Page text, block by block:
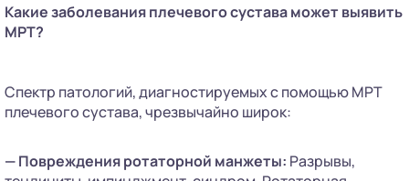
Какие заболевания плечевого сустава может выявить
МРТ?
Спектр патологий, диагностируемых с помощью МРТ
плечевого сустава, чрезвычайно широк:
— Повреждения ротаторной манжеты: Разрывы,